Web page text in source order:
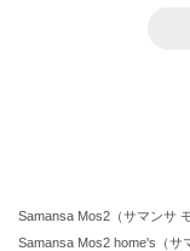
Samansa Mos2（サマンサ
Samansa Mos2 home's（サ